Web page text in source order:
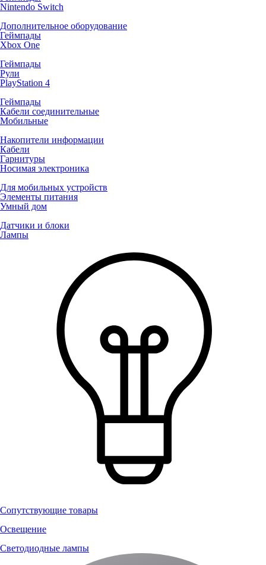
Nintendo Switch
Дополнительное оборудование
Геймпады
Xbox One
Геймпады
Рули
PlayStation 4
Геймпады
Кабели соединительные
Мобильные
Накопители информации
Кабели
Гарнитуры
Носимая электроника
Для мобильных устройств
Элементы питания
Умный дом
Датчики и блоки
Лампы
Сопутствующие товары
Освещение
Светодиодные лампы